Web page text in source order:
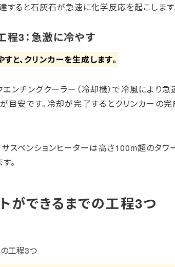
すると石灰石が急速に化学反応を起こします
程3：急激に冷やす
、クリンカーを生成します。
チングクーラー（冷却機）で冷風により急
安です。冷却が完了するとクリンカーの完
スペンションヒーターは高さ100m超のタワ
。
ができるまでの工程3つ